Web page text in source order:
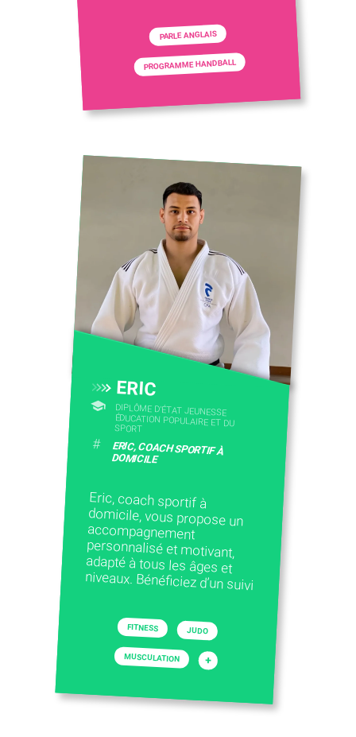
PARLE ANGLAIS
PROGRAMME HANDBALL
ERIC
DIPLÔME D'ÉTAT JEUNESSE
ÉDUCATION POPULAIRE ET DU
SPORT
# ERIC, COACH SPORTIF À
DOMICILE
Eric, coach sportif à
domicile, vous propose un
accompagnement
personnalisé et motivant,
adapté à tous les âges et
niveaux. Bénéficiez d’un suivi
FITNESS JUDO
MUSCULATION +